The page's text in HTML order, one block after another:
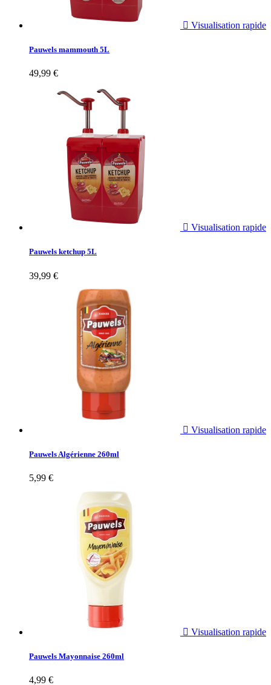
 Visualisation rapide
Pauwels mammouth 5L
49,99 €
 Visualisation rapide
Pauwels ketchup 5L
39,99 €
 Visualisation rapide
Pauwels Algérienne 260ml
5,99 €
 Visualisation rapide
Pauwels Mayonnaise 260ml
4,99 €